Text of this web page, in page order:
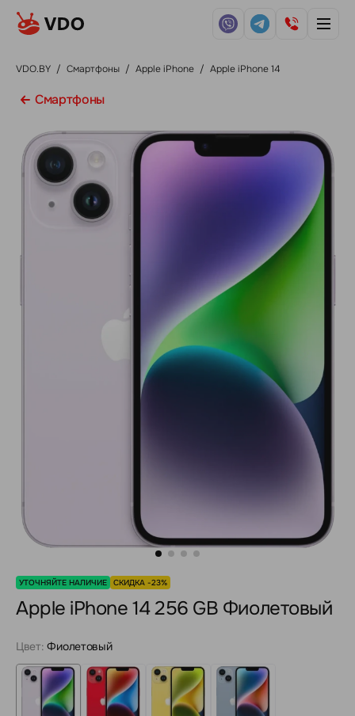
VDO.BY / Смартфоны / Apple iPhone / Apple iPhone 14
Смартфоны
УТОЧНЯЙТЕ НАЛИЧИЕ СКИДКА -23%
Apple iPhone 14 256 GB Фиолетовый
Цвет: Фиолетовый